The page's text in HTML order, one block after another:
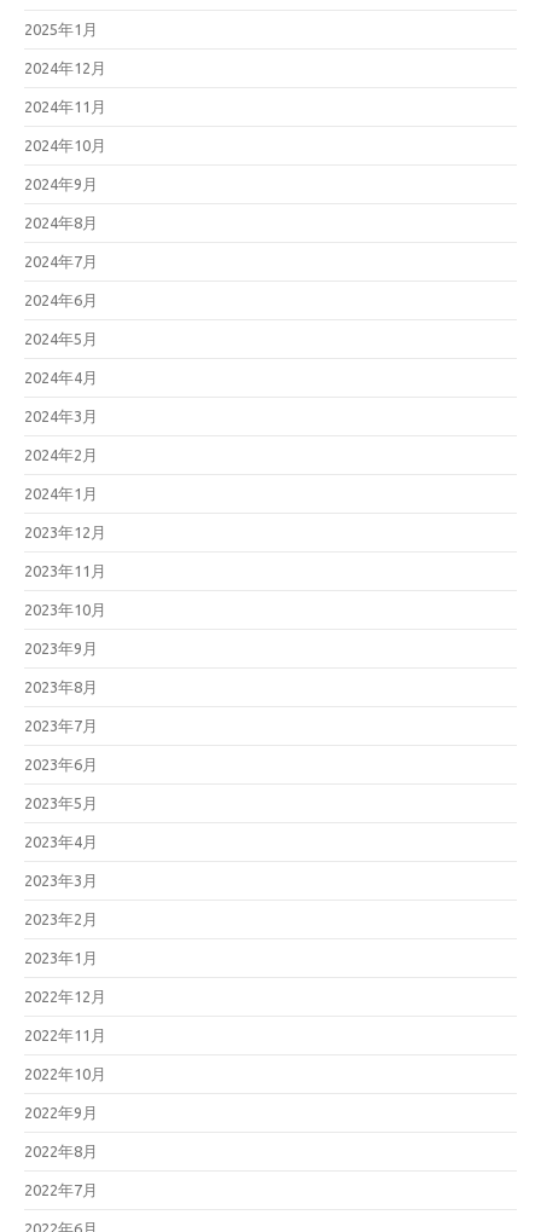
2025年1月
2024年12月
2024年11月
2024年10月
2024年9月
2024年8月
2024年7月
2024年6月
2024年5月
2024年4月
2024年3月
2024年2月
2024年1月
2023年12月
2023年11月
2023年10月
2023年9月
2023年8月
2023年7月
2023年6月
2023年5月
2023年4月
2023年3月
2023年2月
2023年1月
2022年12月
2022年11月
2022年10月
2022年9月
2022年8月
2022年7月
2022年6月